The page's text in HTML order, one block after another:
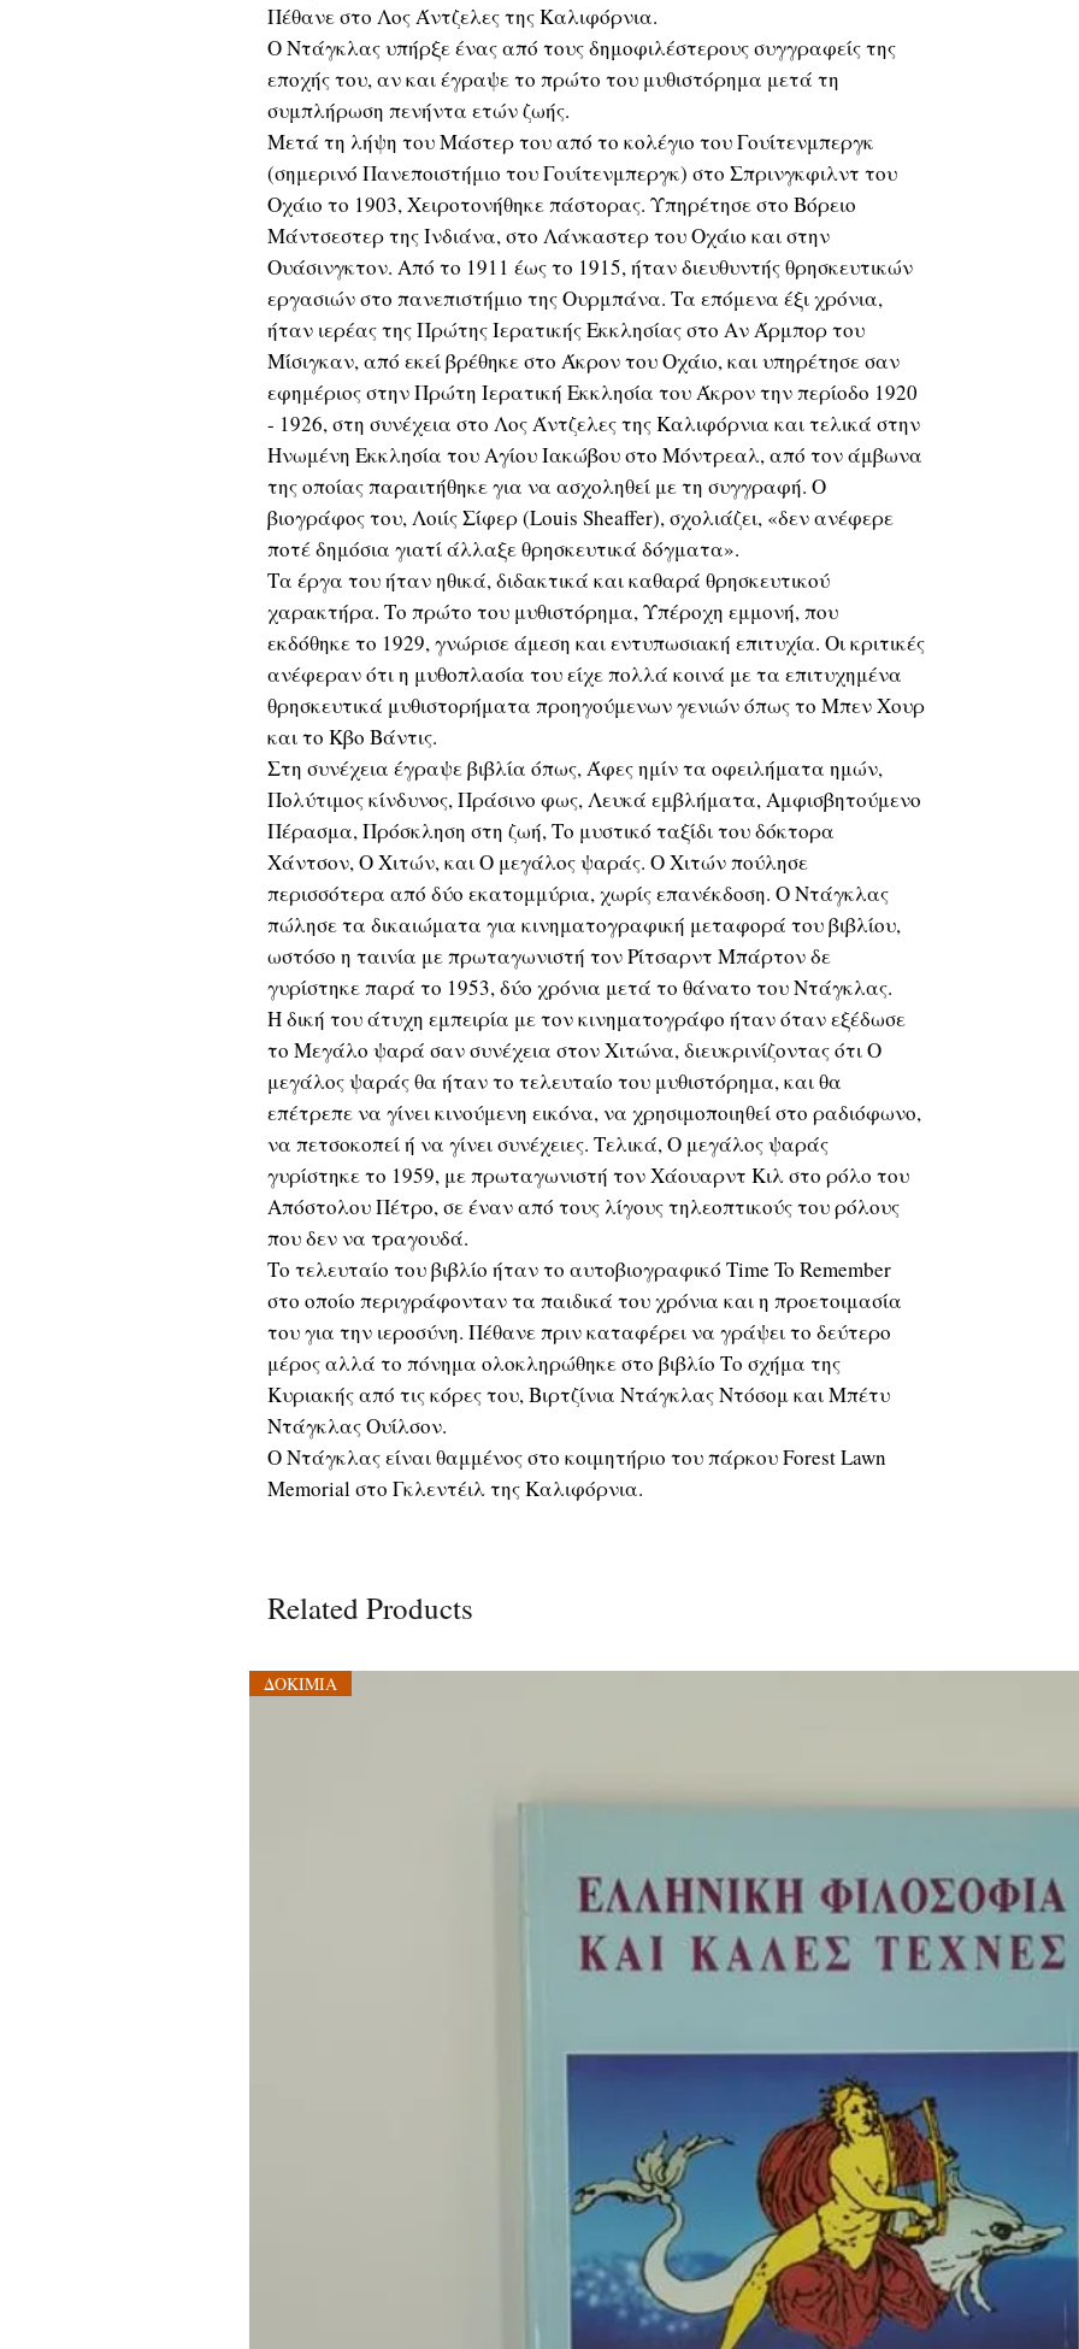
Πέθανε στο Λος Άντζελες της Καλιφόρνια.
Ο Ντάγκλας υπήρξε ένας από τους δημοφιλέστερους συγγραφείς της
εποχής του, αν και έγραψε το πρώτο του μυθιστόρημα μετά τη
συμπλήρωση πενήντα ετών ζωής.
Μετά τη λήψη του Μάστερ του από το κολέγιο του Γουίτενμπεργκ
(σημερινό Πανεποιστήμιο του Γουίτενμπεργκ) στο Σπρινγκφιλντ του
Οχάιο το 1903, Χειροτονήθηκε πάστορας. Υπηρέτησε στο Βόρειο
Μάντσεστερ της Ινδιάνα, στο Λάνκαστερ του Οχάιο και στην
Ουάσινγκτον. Από το 1911 έως το 1915, ήταν διευθυντής θρησκευτικών
εργασιών στο πανεπιστήμιο της Ουρμπάνα. Τα επόμενα έξι χρόνια,
ήταν ιερέας της Πρώτης Ιερατικής Εκκλησίας στο Αν Άρμπορ του
Μίσιγκαν, από εκεί βρέθηκε στο Άκρον του Οχάιο, και υπηρέτησε σαν
εφημέριος στην Πρώτη Ιερατική Εκκλησία του Άκρον την περίοδο 1920
- 1926, στη συνέχεια στο Λος Άντζελες της Καλιφόρνια και τελικά στην
Ηνωμένη Εκκλησία του Αγίου Ιακώβου στο Μόντρεαλ, από τον άμβωνα
της οποίας παραιτήθηκε για να ασχοληθεί με τη συγγραφή. Ο
βιογράφος του, Λοιίς Σίφερ (Louis Sheaffer), σχολιάζει, «δεν ανέφερε
ποτέ δημόσια γιατί άλλαξε θρησκευτικά δόγματα».
Τα έργα του ήταν ηθικά, διδακτικά και καθαρά θρησκευτικού
χαρακτήρα. Το πρώτο του μυθιστόρημα, Υπέροχη εμμονή, που
εκδόθηκε το 1929, γνώρισε άμεση και εντυπωσιακή επιτυχία. Οι κριτικές
ανέφεραν ότι η μυθοπλασία του είχε πολλά κοινά με τα επιτυχημένα
θρησκευτικά μυθιστορήματα προηγούμενων γενιών όπως το Μπεν Χουρ
και το Κβο Βάντις.
Στη συνέχεια έγραψε βιβλία όπως, Άφες ημίν τα οφειλήματα ημών,
Πολύτιμος κίνδυνος, Πράσινο φως, Λευκά εμβλήματα, Αμφισβητούμενο
Πέρασμα, Πρόσκληση στη ζωή, Το μυστικό ταξίδι του δόκτορα
Χάντσον, Ο Χιτών, και Ο μεγάλος ψαράς. Ο Χιτών πούλησε
περισσότερα από δύο εκατομμύρια, χωρίς επανέκδοση. Ο Ντάγκλας
πώλησε τα δικαιώματα για κινηματογραφική μεταφορά του βιβλίου,
ωστόσο η ταινία με πρωταγωνιστή τον Ρίτσαρντ Μπάρτον δε
γυρίστηκε παρά το 1953, δύο χρόνια μετά το θάνατο του Ντάγκλας.
Η δική του άτυχη εμπειρία με τον κινηματογράφο ήταν όταν εξέδωσε
το Μεγάλο ψαρά σαν συνέχεια στον Χιτώνα, διευκρινίζοντας ότι Ο
μεγάλος ψαράς θα ήταν το τελευταίο του μυθιστόρημα, και θα
επέτρεπε να γίνει κινούμενη εικόνα, να χρησιμοποιηθεί στο ραδιόφωνο,
να πετσοκοπεί ή να γίνει συνέχειες. Τελικά, Ο μεγάλος ψαράς
γυρίστηκε το 1959, με πρωταγωνιστή τον Χάουαρντ Κιλ στο ρόλο του
Απόστολου Πέτρο, σε έναν από τους λίγους τηλεοπτικούς του ρόλους
που δεν να τραγουδά.
Το τελευταίο του βιβλίο ήταν το αυτοβιογραφικό Time To Remember
στο οποίο περιγράφονταν τα παιδικά του χρόνια και η προετοιμασία
του για την ιεροσύνη. Πέθανε πριν καταφέρει να γράψει το δεύτερο
μέρος αλλά το πόνημα ολοκληρώθηκε στο βιβλίο Το σχήμα της
Κυριακής από τις κόρες του, Βιρτζίνια Ντάγκλας Ντόσομ και Μπέτυ
Ντάγκλας Ουίλσον.
Ο Ντάγκλας είναι θαμμένος στο κοιμητήριο του πάρκου Forest Lawn
Memorial στο Γκλεντέιλ της Καλιφόρνια.
Related Products
ΔΟΚΙΜΙΑ